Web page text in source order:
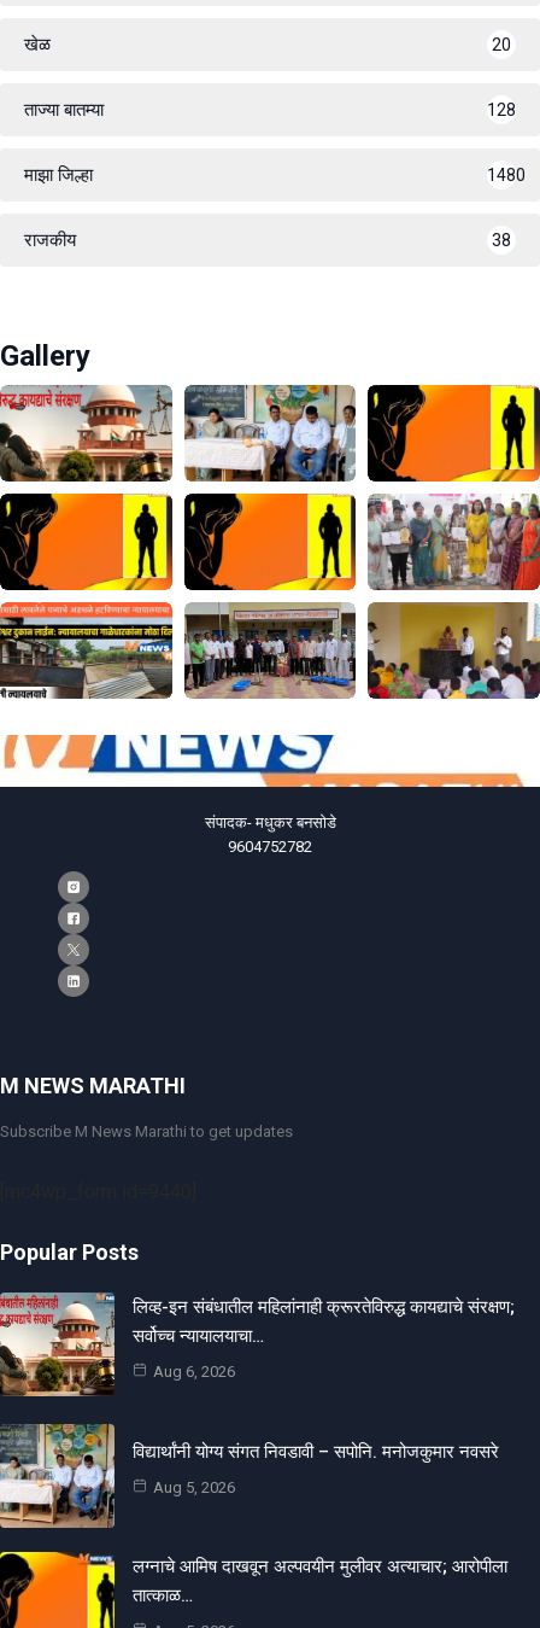
खेळ 20
ताज्या बातम्या 128
माझा जिल्हा 1480
राजकीय 38
Gallery
संपादक- मधुकर बनसोडे
9604752782
M NEWS MARATHI
Subscribe M News Marathi to get updates
Popular Posts
लिव्ह-इन संबंधातील महिलांनाही क्रूरतेविरुद्ध कायद्याचे संरक्षण;
सर्वोच्च न्यायालयाचा…
Aug 6, 2026
विद्यार्थांनी योग्य संगत निवडावी – सपोनि. मनोजकुमार नवसरे
Aug 5, 2026
लग्नाचे आमिष दाखवून अल्पवयीन मुलीवर अत्याचार; आरोपीला
तात्काळ…